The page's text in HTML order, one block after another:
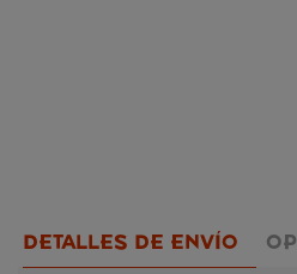
DETALLES DE ENVÍO